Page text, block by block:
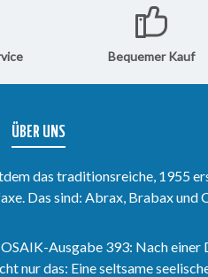
Bequemer Kauf
ÜBER UNS
das traditionsreiche, 1955
Das sind: Abrax, Brabax und
Ausgabe 393: Nach
nur das: Eine seltsame